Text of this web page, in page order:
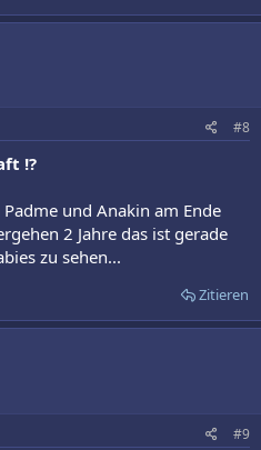
#8
!?
und Anakin am Ende
2 Jahre das ist gerade
zu sehen...
Zitieren
#9